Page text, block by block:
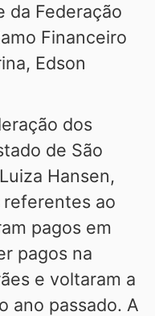
da Federação
Financeiro
Edson
dos
de São
Hansen,
ao
pagos em
pagos na
e voltaram a
ano passado. A